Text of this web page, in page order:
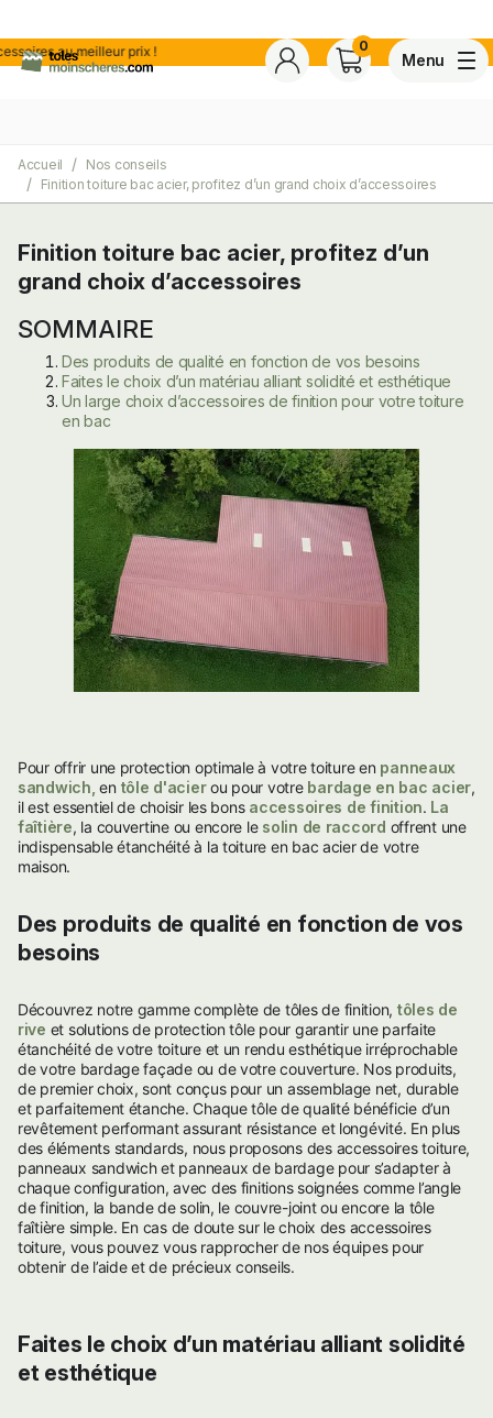
au meilleur prix ! 0
Menu
Accueil
Nos conseils
Finition toiture bac acier, profitez d’un grand choix d’accessoires
Finition toiture bac acier, profitez d’un
grand choix d’accessoires
SOMMAIRE
Des produits de qualité en fonction de vos besoins
Faites le choix d’un matériau alliant solidité et esthétique
Un large choix d’accessoires de finition pour votre toiture
en bac
Pour offrir une protection optimale à votre toiture en panneaux
sandwich, en tôle d'acierou pour votre bardage en bac acier,
il est essentiel de choisir les bons accessoires de finition. La
faîtière, la couvertine ou encore le solin de raccord offrent une
indispensable étanchéité à la toiture en bac acier de votre
maison.
Des produits de qualité en fonction de vos
besoins
Découvrez notre gamme complète de tôles de finition, tôles de
rive et solutions de protection tôle pour garantir une parfaite
étanchéité de votre toiture et un rendu esthétique irréprochable
de votre bardage façade ou de votre couverture. Nos produits,
de premier choix, sont conçus pour un assemblage net, durable
et parfaitement étanche. Chaque tôle de qualité bénéficie d’un
revêtement performant assurant résistance et longévité. En plus
des éléments standards, nous proposons des accessoires toiture,
panneaux sandwich et panneaux de bardage pour s’adapter à
chaque configuration, avec des finitions soignées comme l’angle
de finition, la bande de solin, le couvre-joint ou encore la tôle
faîtière simple. En cas de doute sur le choix des accessoires
toiture, vous pouvez vous rapprocher de nos équipes pour
obtenir de l’aide et de précieux conseils.
Faites le choix d’un matériau alliant solidité
et esthétique